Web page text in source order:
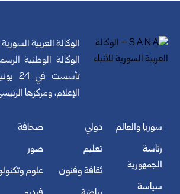
الوكالة العربية
الوكالة الوطنية
الإعلام، ومركزها
سوريا والعالم
رئاسة
الجمهورية
سياسة
دولي
تعليم
ثقافة وفنون
صحافة
صور
علوم